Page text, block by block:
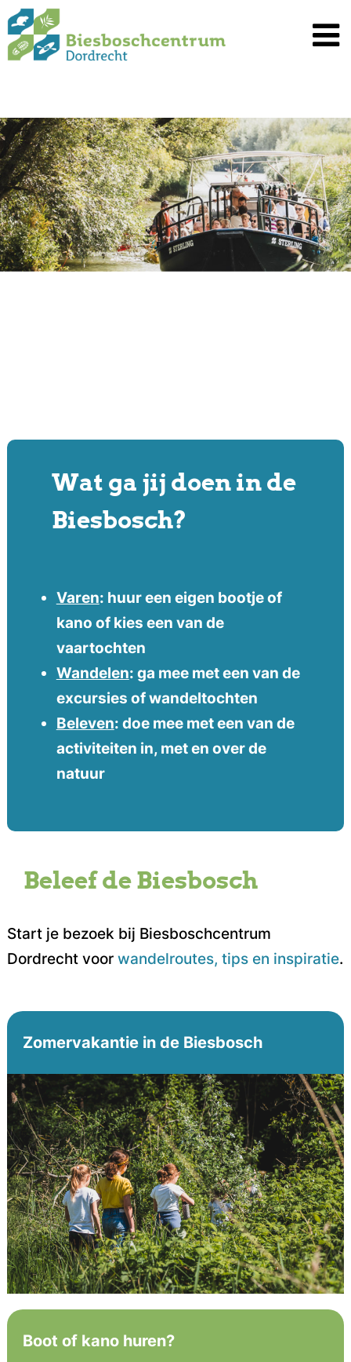
Spring
naar
inhoud
Wat ga jij doen in de
Biesbosch?
Varen: huur een eigen bootje of
kano of kies een van de
vaartochten
Wandelen: ga mee met een van de
excursies of wandeltochten
Beleven: doe mee met een van de
activiteiten in, met en over de
natuur
Beleef de Biesbosch
Start je bezoek bij Biesboschcentrum
Dordrecht voor wandelroutes, tips en inspiratie.
Zomervakantie in de Biesbosch
Boot of kano huren?